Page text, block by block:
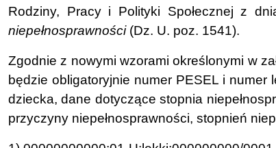
Rodziny, Pracy i Polityki Społecznej z
niepełnosprawności (Dz. U. poz. 1541).
Zgodnie z nowymi wzorami określonymi w
będzie obligatoryjnie numer PESEL i
dziecka, dane dotyczące stopnia
przyczyny niepełnosprawności, stopnień